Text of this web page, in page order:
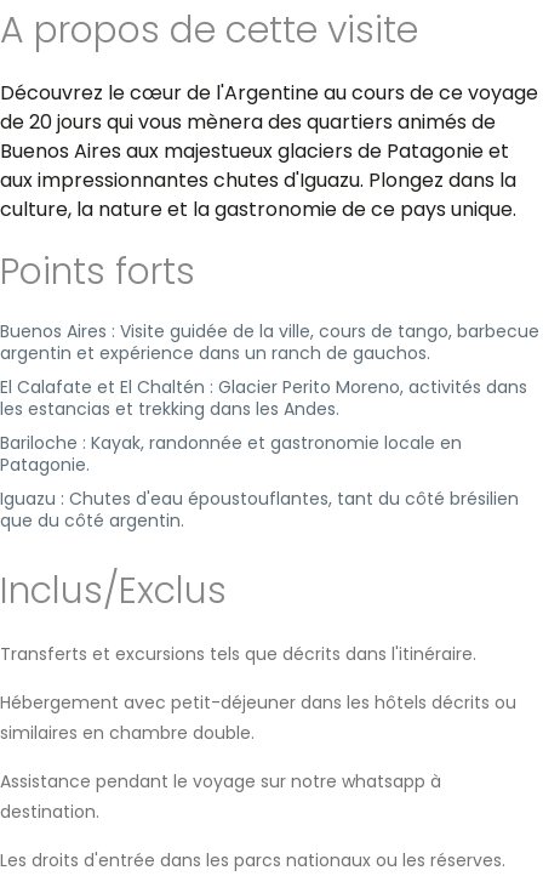
A propos de cette visite
Découvrez le cœur de l'Argentine au cours de ce voyage
de 20 jours qui vous mènera des quartiers animés de
Buenos Aires aux majestueux glaciers de Patagonie et
aux impressionnantes chutes d'Iguazu. Plongez dans la
culture, la nature et la gastronomie de ce pays unique.
Points forts
Buenos Aires : Visite guidée de la ville, cours de tango, barbecue
argentin et expérience dans un ranch de gauchos.
El Calafate et El Chaltén : Glacier Perito Moreno, activités dans
les estancias et trekking dans les Andes.
Bariloche : Kayak, randonnée et gastronomie locale en
Patagonie.
Iguazu : Chutes d'eau époustouflantes, tant du côté brésilien
que du côté argentin.
Inclus/Exclus
Transferts et excursions tels que décrits dans l'itinéraire.
Hébergement avec petit-déjeuner dans les hôtels décrits ou
similaires en chambre double.
Assistance pendant le voyage sur notre whatsapp à
destination.
Les droits d'entrée dans les parcs nationaux ou les réserves.